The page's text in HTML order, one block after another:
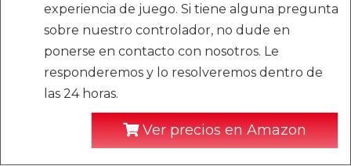
experiencia de juego. Si tiene alguna pregunta
sobre nuestro controlador, no dude en
ponerse en contacto con nosotros. Le
responderemos y lo resolveremos dentro de
las 24 horas.
Ver precios en Amazon